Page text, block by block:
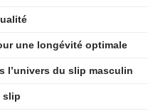
une longévité optimale
l’univers du slip masculin
slip